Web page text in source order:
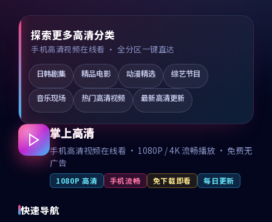
探索更多高清分类
手机高清视频在线看 · 全分区一键直达
日韩剧集 精品电影 动漫精选 综艺节目
音乐现场 热门高清视频 最新高清更新
掌上高清
手机高清视频在线看 · 1080P / 4K 流畅播放 · 免费无
广告
1080P 高清 手机流畅 免下载即看 每日更新
快速导航